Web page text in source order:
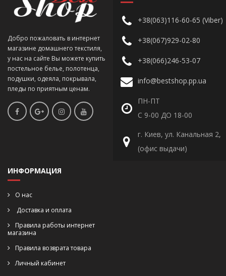
Добро пожаловать в интернет
магазине домашнего текстиля,
у нас на сайте Вы можете купить
постельное белье, полотенца,
подушки, одеяла, покрывала,
пледы по приятным ценам.
+38(063)116-60-65 (Viber)
+38(067)929-02-80
+38(066)246-53-07
info@bestshop.pp.ua
ПН-ПТ
С 9-00 ДО 18-00
г. Киев, ул. Канальная 2,
(офис выдачи)
ИНФОРМАЦИЯ
О нас
Доставка и оплата
Правила работы интернет
магазина
Правила возврата товара
Личный кабинет